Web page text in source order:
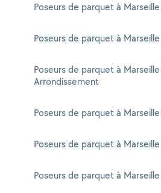
Poseurs de parquet à
Poseurs de parquet à
Poseurs de parquet à Marseille
Arrondissement
Poseurs de parquet à
Poseurs de parquet à
Poseurs de parquet à